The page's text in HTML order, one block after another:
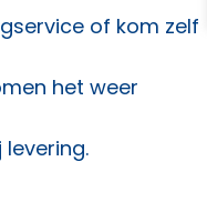
of kom zelf
het weer